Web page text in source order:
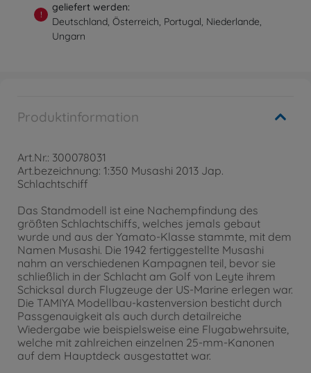
!
geliefert werden:
Deutschland, Österreich, Portugal, Niederlande,
Ungarn
Produktinformation
Art.Nr.: 300078031
Art.bezeichnung: 1:350 Musashi 2013 Jap.
Schlachtschiff
Das Standmodell ist eine Nachempfindung des
größten Schlachtschiffs, welches jemals gebaut
wurde und aus der Yamato-Klasse stammte, mit dem
Namen Musashi. Die 1942 fertiggestellte Musashi
nahm an verschiedenen Kampagnen teil, bevor sie
schließlich in der Schlacht am Golf von Leyte ihrem
Schicksal durch Flugzeuge der US-Marine erlegen war.
Die TAMIYA Modellbau-kastenversion besticht durch
Passgenauigkeit als auch durch detailreiche
Wiedergabe wie beispielsweise eine Flugabwehrsuite,
welche mit zahlreichen einzelnen 25-mm-Kanonen
auf dem Hauptdeck ausgestattet war.